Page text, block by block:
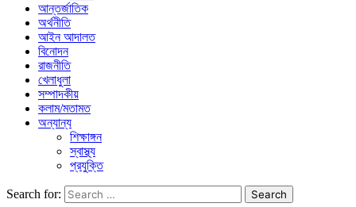
আন্তর্জাতিক
অর্থনীতি
আইন আদালত
বিনোদন
রাজনীতি
খেলাধুলা
সম্পাদকীয়
কলাম/মতামত
অন্যান্য
শিক্ষাঙ্গন
স্বাস্থ্য
প্রযুক্তি
Search for: